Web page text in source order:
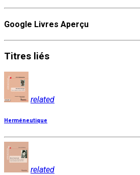
Google Livres Aperçu
Titres liés
related
Herméneutique
related